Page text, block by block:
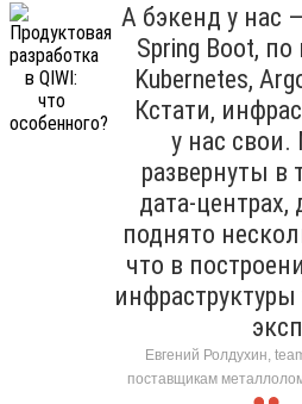
А бэкенд у нас
Spring Boot,
Kubernetes,
Кстати,
у нас
развернуты в
дата-центрах,
поднято
что в
Евгений Ролдухин,
поставщикам